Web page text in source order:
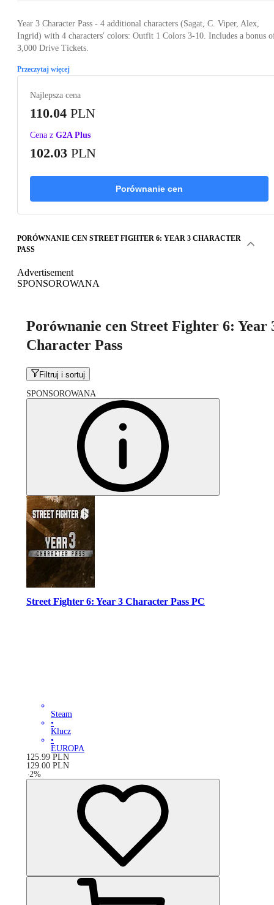
Year 3 Character Pass - 4 additional characters (Sagat, C. Viper, Alex,
Ingrid) with 4 characters' colors: Outfit 1 Colors 3-10. Includes a bonus
3,000 Drive Tickets.
Przeczytaj więcej
Najlepsza cena
110.04 PLN
Cena z G2A Plus
102.03 PLN
Porównanie cen
PORÓWNANIE CEN STREET FIGHTER 6: YEAR 3 CHARACTER
PASS
Advertisement
SPONSOROWANA
Porównanie cen Street Fighter 6: Year
Character Pass
Filtruj i sortuj
SPONSOROWANA
Street Fighter 6: Year 3 Character Pass PC
Steam
•
Klucz
•
EUROPA
125.99 PLN
129.00 PLN
-2%